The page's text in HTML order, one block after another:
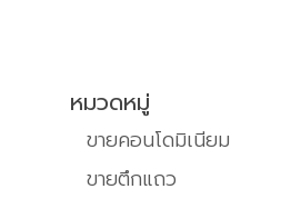
หมวดหมู่
ขายคอนโดมิเนียม
ขายตึกแถว